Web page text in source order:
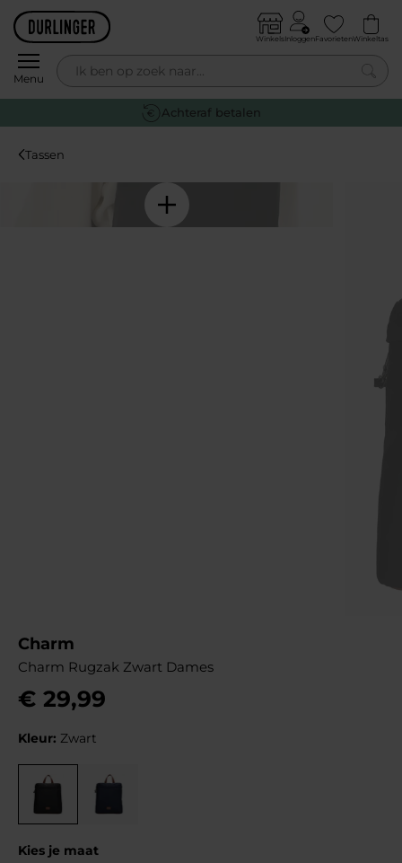
Skip to content
Menu
WinkelsInloggenFavorietenWinkeltas
0
Achteraf betalen
Tassen
Charm
Charm Rugzak Zwart Dames
€ 29,99
Kleur: Zwart
Kies je maat